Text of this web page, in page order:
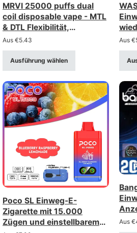
MRVI 25000 puffs dual
coil disposable vape - MTL
& DTL Flexibilität,
Großhandel kaufen
Aus €5.43
Ausführung wählen
Aus €
Poco SL Einweg-E-
Zigarette mit 15.000
Zügen und einstellbarem
Aus €